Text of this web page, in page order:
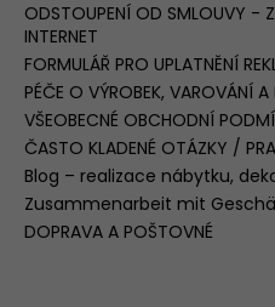
ODSTOUPENÍ OD SMLOUVY -
INTERNET
FORMULÁŘ PRO UPLATNĚNÍ
PÉČE O VÝROBEK, VAROVÁNÍ A
VŠEOBECNÉ OBCHODNÍ
ČASTO KLADENÉ OTÁZKY /
Blog – realizace nábytku,
Zusammenarbeit mit
DOPRAVA A POŠTOVNÉ